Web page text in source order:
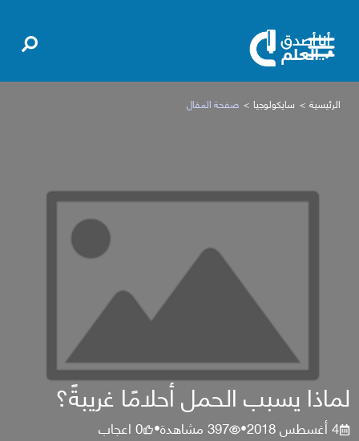
الرئيسية سايكولوجيا صفحة المقال
لماذا يسبب الحمل أحلامًا غريبةً؟
4 أغسطس 2018 •
397مشاهدة•
0اعجاب